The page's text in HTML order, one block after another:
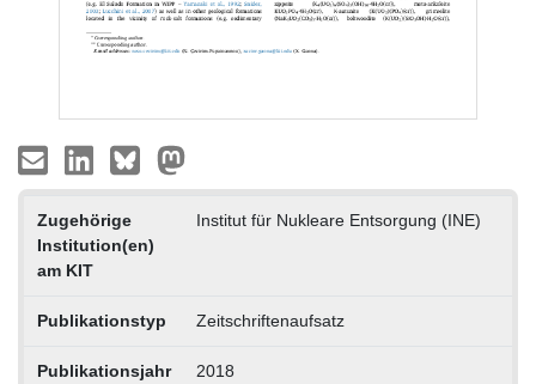
Zugehörige
Institution(en)
am KIT
Institut für Nukleare Entsorgung (INE)
Publikationstyp Zeitschriftenaufsatz
Publikationsjahr 2018